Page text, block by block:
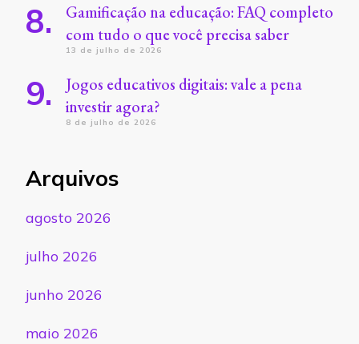
Gamificação na educação: FAQ completo
com tudo o que você precisa saber
13 de julho de 2026
Jogos educativos digitais: vale a pena
investir agora?
8 de julho de 2026
Arquivos
agosto 2026
julho 2026
junho 2026
maio 2026